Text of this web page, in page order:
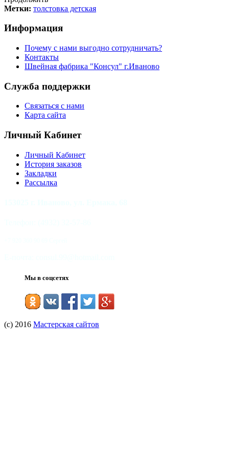
Метки: толстовка детская
Информация
Почему с нами выгодно сотрудничать?
Контакты
Швейная фабрика "Консул" г.Иваново
Служба поддержки
Связаться с нами
Карта сайта
Личный Кабинет
Личный Кабинет
История заказов
Закладки
Рассылка
Мы в соцсетях
(с) 2016 Мастерская сайтов